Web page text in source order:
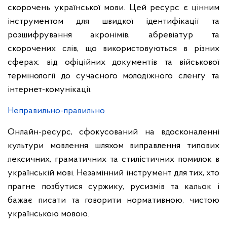
скорочень української мови. Цей ресурс є цінним
інструментом для швидкої ідентифікації та
розшифрування акронімів, абревіатур та
скорочених слів, що використовуються в різних
сферах: від офіційних документів та військової
термінології до сучасного молодіжного сленгу та
інтернет-комунікації.
Неправильно-правильно
Онлайн-ресурс, сфокусований на вдосконаленні
культури мовлення шляхом виправлення типових
лексичних, граматичних та стилістичних помилок в
українській мові. Незамінний інструмент для тих, хто
прагне позбутися суржику, русизмів та кальок і
бажає писати та говорити нормативною, чистою
українською мовою.